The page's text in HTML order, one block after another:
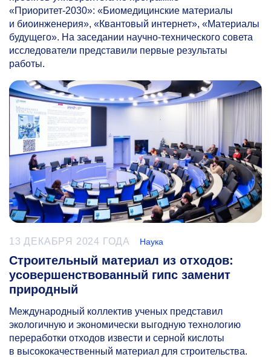
«Приоритет-2030»: «Биомедицинские материалы
и биоинженерия», «Квантовый интернет», «Материалы
будущего». На заседании научно-технического совета
исследователи представили первые результаты
работы.
13 ДЕКАБРЯ 2024 ГОДА Наука
Строительный материал из отходов:
усовершенствованный гипс заменит
природный
Международный коллектив ученых представил
экологичную и экономически выгодную технологию
переработки отходов извести и серной кислоты
в высококачественный материал для строительства.